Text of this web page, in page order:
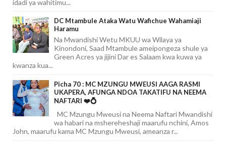
idadi ya wahitimu...
DC Mtambule Ataka Watu Wafichue Wahamiaji
Haramu
Na Mwandishi Wetu MKUU wa Wilaya ya
Kinondoni, Saad Mtambule ameipongeza shule ya
Green Acres ya jijini Dar es Salaam kwa kuwa ya
kwanza kua...
Picha 70 : MC MZUNGU MWEUSI AAGA RASMI
UKAPERA, AFUNGA NDOA TAKATIFU NA NEEMA
NAFTARI ❤️💍
MC Mzungu Mweusi na Neema Naftari Mwandishi
wa habari na mshereheshaji maarufu nchini, Amos
John, maarufu kama MC Mzungu Mweusi, ameanza r...